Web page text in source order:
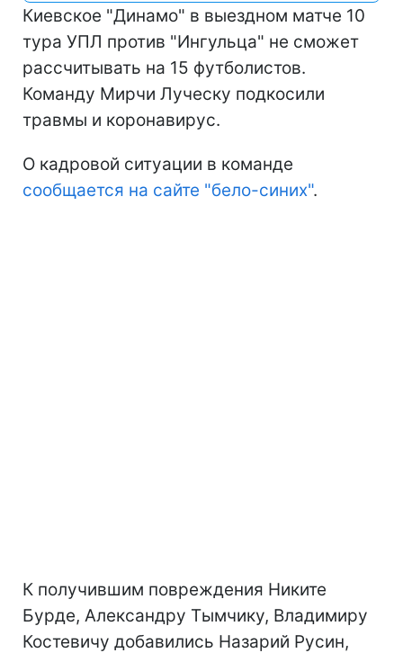
Киевское "Динамо" в выездном матче 10
тура УПЛ против "Ингульца" не сможет
рассчитывать на 15 футболистов.
Команду Мирчи Луческу подкосили
травмы и коронавирус.
О кадровой ситуации в команде
сообщается на сайте "бело-синих".
К получившим повреждения Никите
Бурде, Александру Тымчику, Владимиру
Костевичу добавились Назарий Русин,